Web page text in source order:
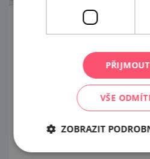
12. 8.
Ochutnáte 6 pečlivě
(0,5 dcl) z našeho
malým
VŠE
ZOBRAZIT